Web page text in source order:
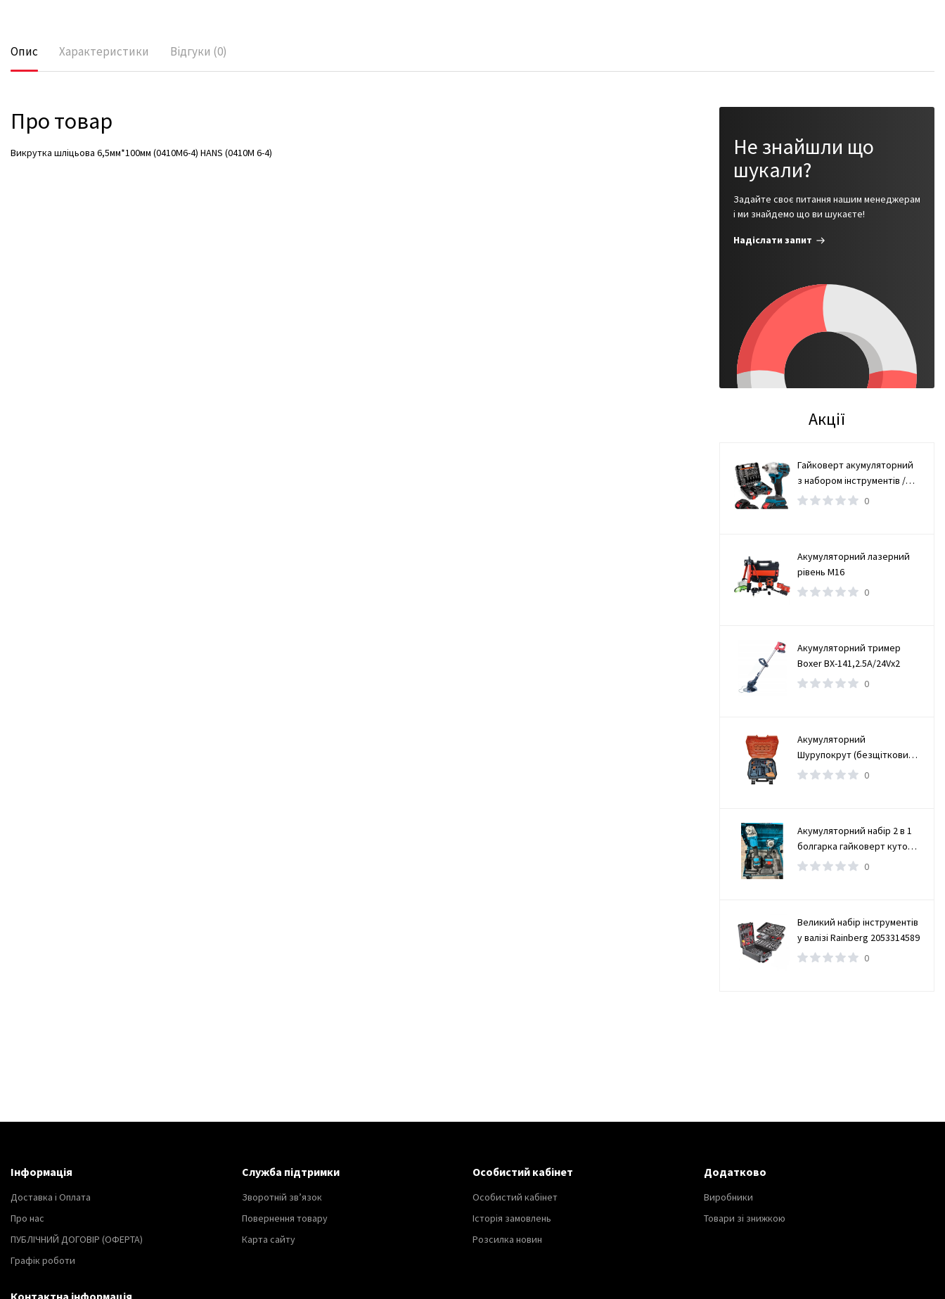
Опис Характеристики Відгуки (0)
Про товар
Викрутка шліцьова 6,5мм*100мм (0410M6-4) HANS (0410М 6-4)
Не знайшли що
шукали?
Задайте своє питання нашим менеджерам
і ми знайдемо що ви шукаєте!
Надіслати запит
Акції
Гайковерт акумуляторний
з набором інструментів /
Безщітковий гайковерт 2
0
Акумуляторний лазерний
рівень М16
0
Акумуляторний тример
Boxer BX-141,2.5А/24Vx2
0
Акумуляторний
Шурупокрут (безщітковий)
(TAOE-CD34N)
0
Акумуляторний набір 2 в 1
болгарка гайковерт кутова
(турбінка) 21V 4Ah
0
Великий набір інструментів
у валізі Rainberg 2053314589
0
Інформація
Доставка і Оплата
Про нас
ПУБЛІЧНИЙ ДОГОВІР (ОФЕРТА)
Графік роботи
Служба підтримки
Зворотній зв’язок
Повернення товару
Карта сайту
Особистий кабінет
Особистий кабінет
Історія замовлень
Розсилка новин
Додатково
Виробники
Товари зі знижкою
Контактна інформація